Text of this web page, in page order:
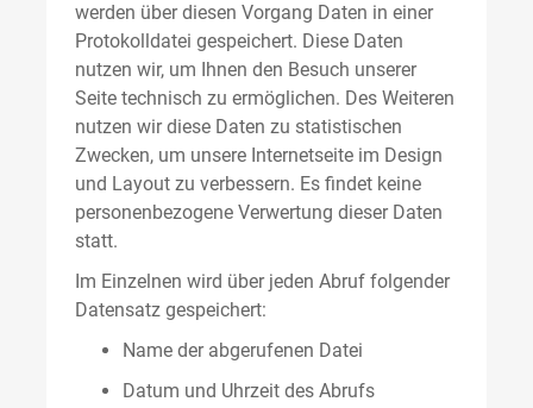
werden über diesen Vorgang Daten in einer
Protokolldatei gespeichert. Diese Daten
nutzen wir, um Ihnen den Besuch unserer
Seite technisch zu ermöglichen. Des Weiteren
nutzen wir diese Daten zu statistischen
Zwecken, um unsere Internetseite im Design
und Layout zu verbessern. Es findet keine
personenbezogene Verwertung dieser Daten
statt.
Im Einzelnen wird über jeden Abruf folgender
Datensatz gespeichert:
Name der abgerufenen Datei
Datum und Uhrzeit des Abrufs